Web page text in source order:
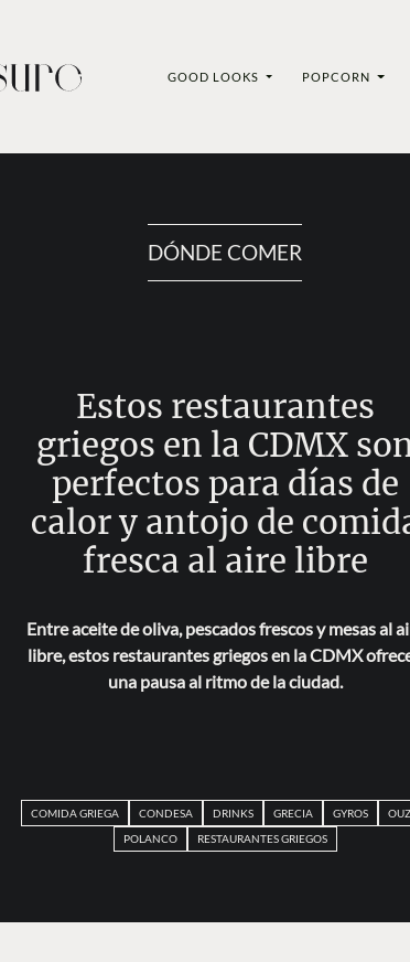
GOOD LOOKS POPCORN
DÓNDE COMER
Estos restaurantes
griegos en la CDMX
perfectos para días de
calor y antojo de
fresca al aire libre
Entre aceite de oliva, pescados frescos y mesas al
libre, estos restaurantes griegos en la CDMX
una pausa al ritmo de la ciudad.
COMIDA GRIEGA CONDESA DRINKS GRECIA GYROS
POLANCO
RESTAURANTES GRIEGOS